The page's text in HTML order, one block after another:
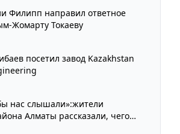
Филипп направил ответное
Жомарту Токаеву
посетил завод Kazakhstan
нас слышали»:жители
Алматы рассказали, чего
депутатов Курултая